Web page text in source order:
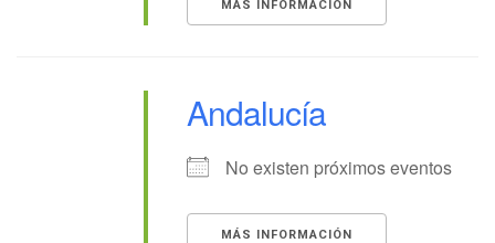
MÁS INFORMACIÓN
Andalucía
No existen próximos eventos
MÁS INFORMACIÓN